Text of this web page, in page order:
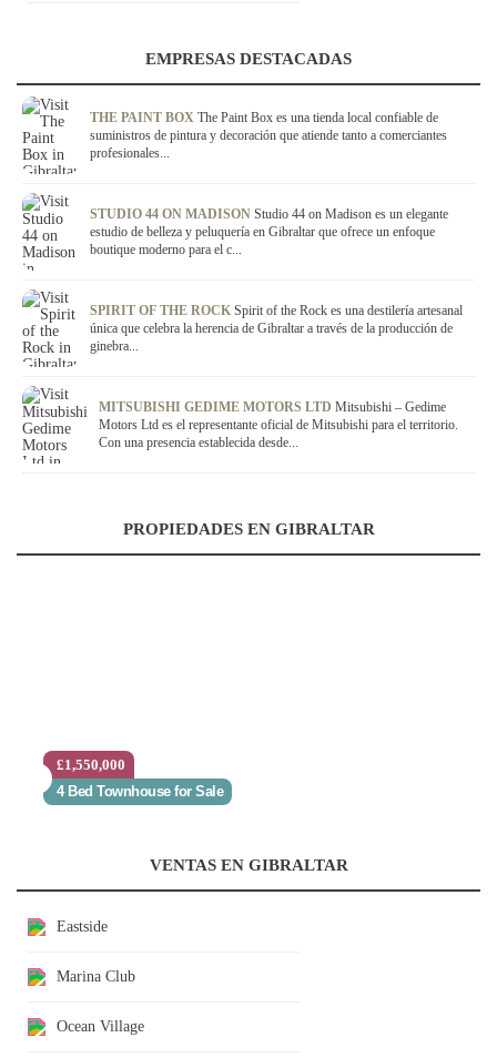
EMPRESAS DESTACADAS
THE PAINT BOX The Paint Box es una tienda local confiable de
suministros de pintura y decoración que atiende tanto a comerciantes
profesionales...
STUDIO 44 ON MADISON Studio 44 on Madison es un elegante
estudio de belleza y peluquería en Gibraltar que ofrece un enfoque
boutique moderno para el c...
SPIRIT OF THE ROCK Spirit of the Rock es una destilería artesanal
única que celebra la herencia de Gibraltar a través de la producción de
ginebra...
MITSUBISHI GEDIME MOTORS LTD Mitsubishi – Gedime
Motors Ltd es el representante oficial de Mitsubishi para el territorio.
Con una presencia establecida desde...
PROPIEDADES EN GIBRALTAR
£1,550,000
4 Bed Townhouse for Sale
VENTAS EN GIBRALTAR
Eastside
Marina Club
Ocean Village